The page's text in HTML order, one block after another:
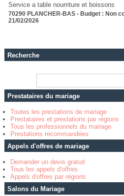
Service a table nourriture et boissons
70290 PLANCHER-BAS - Budget : Non
21/02/2026
Recherche
Prestataires du mariage
Toutes les prestations de mariage
Prestataires et prestations par régions
Tous les professionnels du mariage
Prestations recommandées
Appels d'offres de mariage
Demander un devis gratuit
Tous les appels d'offres
Appels d'offres par régions
Salons du Mariage